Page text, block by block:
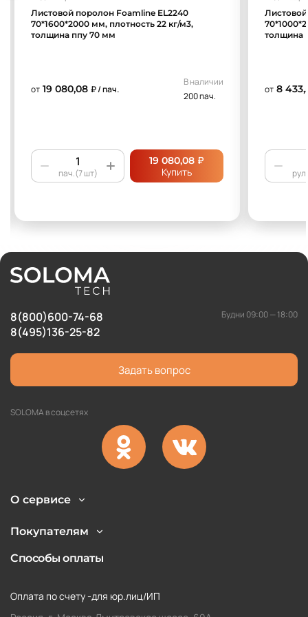
Листовой поролон Foamline EL2240
70*1600*2000 мм, плотность 22 кг/м3,
толщина ппу 70 мм
от 19 080,08 ₽ / пач.
В наличии
200 пач.
пач.(7 шт)
19 080,08 ₽
Купить
толщина
от 8
8(800)600-74-68
8(495)136-25-82
Будни 09:00 — 18:00
Задать вопрос
SOLOMA в соцсетях
О сервисе
Покупателям
Способы оплаты
Оплата по счету -для юр.лиц/ИП